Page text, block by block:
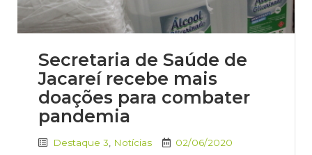
Secretaria de Saúde de
Jacareí recebe mais
doações para combater
pandemia
Destaque 3 Notícias 02/06/2020